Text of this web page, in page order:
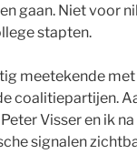
gaan. Niet voor
stapten.
meetekende
coalitiepartijen.
Visser en ik
signalen